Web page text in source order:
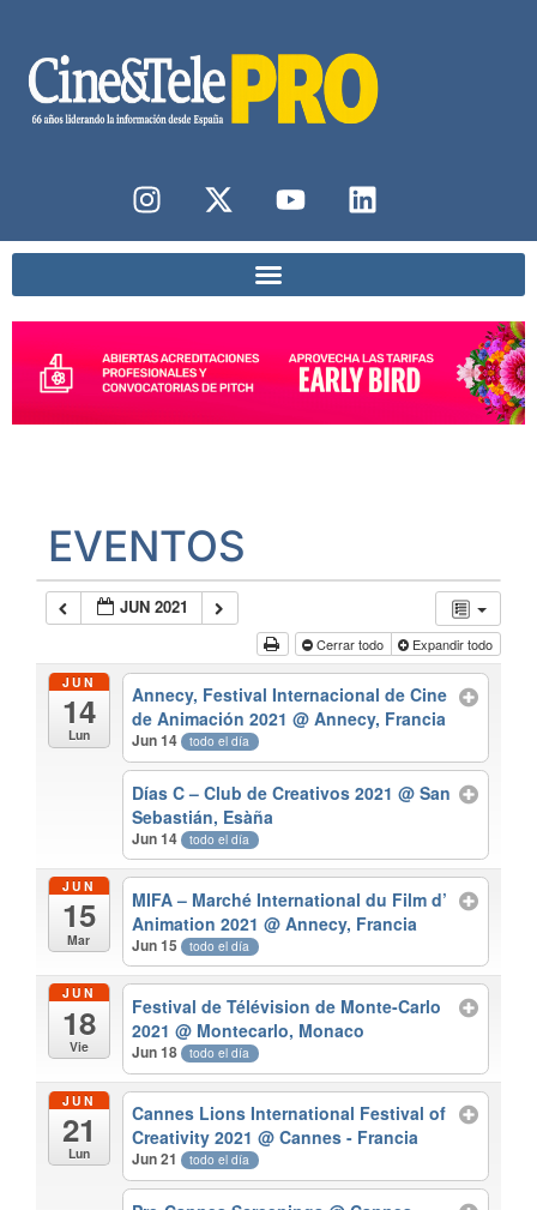
EVENTOS
JUN 2021
Cerrar todo Expandir todo
JUN
14
Lun
Annecy, Festival Internacional de Cine
de Animación 2021@ Annecy, Francia
Jun 14 todo el día
Días C – Club de Creativos 2021@ San
Sebastián, Esàña
Jun 14 todo el día
JUN
15
Mar
MIFA – Marché International du Film d’
Animation 2021@ Annecy, Francia
Jun 15 todo el día
JUN
18
Vie
Festival de Télévision de Monte-Carlo
2021@ Montecarlo, Monaco
Jun 18 todo el día
JUN
21
Lun
Cannes Lions International Festival of
Creativity 2021@ Cannes - Francia
Jun 21 todo el día